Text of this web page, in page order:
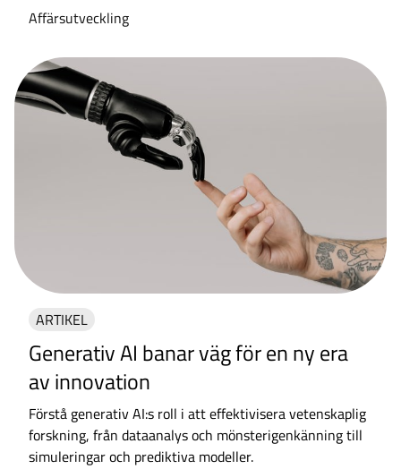
Affärsutveckling
ARTIKEL
Generativ AI banar väg för en ny era
av innovation
Förstå generativ AI:s roll i att effektivisera vetenskaplig
forskning, från dataanalys och mönsterigenkänning till
simuleringar och prediktiva modeller.